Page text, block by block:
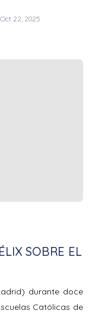
Oct 22, 2025
SOBRE EL
durante doce
Católicas de